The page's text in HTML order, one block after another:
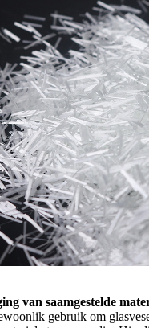
van saamgestelde
gebruik om